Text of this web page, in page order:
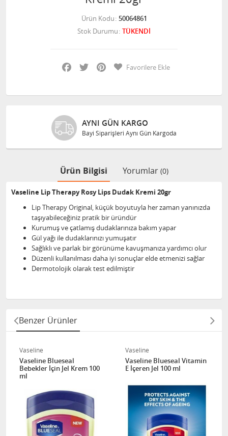
Ürün Kodu 50064861
Stok Durumu TÜKENDİ
Facebook
Twitter PinterestFavorilere Ekle
AYNI GÜN KARGO
Bayi Siparişleri Aynı Gün Kargoda
Ürün Bilgisi Yorumlar (0)
Vaseline Lip Therapy Rosy Lips Dudak Kremi 20gr
Lip Therapy Original, küçük boyutuyla her zaman yanınızda
taşıyabileceğiniz pratik bir üründür
Kurumuş ve çatlamış dudaklarınıza bakım yapar
Gül yağı ile dudaklarınızı yumuşatır
Sağlıklı ve parlak bir görünüme kavuşmanıza yardımcı olur
Düzenli kullanılması daha iyi sonuçlar elde etmenizi sağlar
Dermotolojik olarak test edilmiştir
Benzer Ürünler
Vaseline
Vaseline Blueseal
Bebekler İçin Jel Krem 100
ml
Vaseline
Vaseline Blueseal Vitamin
E İçeren Jel 100 ml